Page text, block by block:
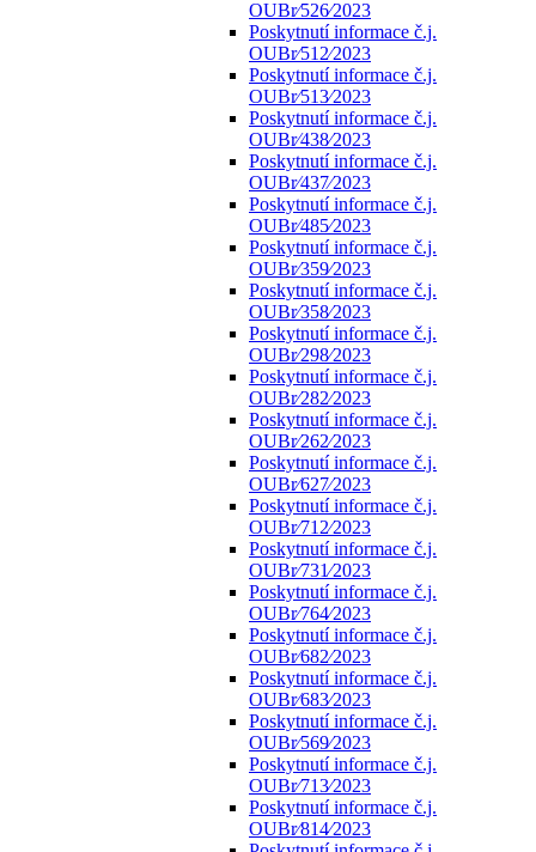
OUBr⁄526⁄2023
Poskytnutí informace č.j.
OUBr⁄512⁄2023
Poskytnutí informace č.j.
OUBr⁄513⁄2023
Poskytnutí informace č.j.
OUBr⁄438⁄2023
Poskytnutí informace č.j.
OUBr⁄437⁄2023
Poskytnutí informace č.j.
OUBr⁄485⁄2023
Poskytnutí informace č.j.
OUBr⁄359⁄2023
Poskytnutí informace č.j.
OUBr⁄358⁄2023
Poskytnutí informace č.j.
OUBr⁄298⁄2023
Poskytnutí informace č.j.
OUBr⁄282⁄2023
Poskytnutí informace č.j.
OUBr⁄262⁄2023
Poskytnutí informace č.j.
OUBr⁄627⁄2023
Poskytnutí informace č.j.
OUBr⁄712⁄2023
Poskytnutí informace č.j.
OUBr⁄731⁄2023
Poskytnutí informace č.j.
OUBr⁄764⁄2023
Poskytnutí informace č.j.
OUBr⁄682⁄2023
Poskytnutí informace č.j.
OUBr⁄683⁄2023
Poskytnutí informace č.j.
OUBr⁄569⁄2023
Poskytnutí informace č.j.
OUBr⁄713⁄2023
Poskytnutí informace č.j.
OUBr⁄814⁄2023